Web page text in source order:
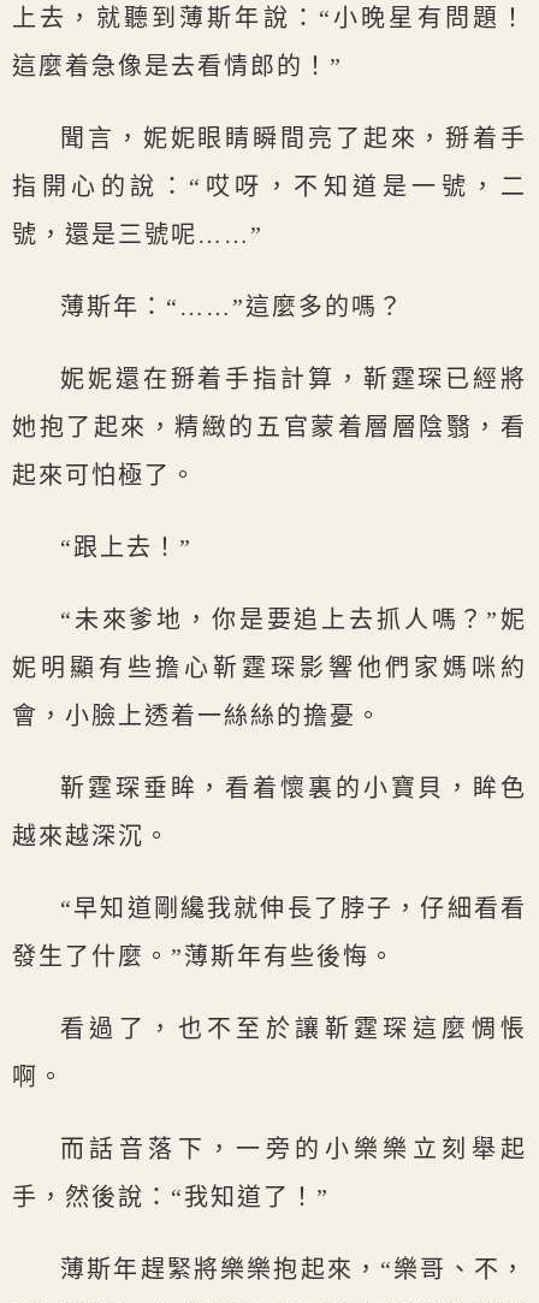
上去，就聽到薄斯年說：“小晚星有問題！
這麼着急像是去看情郎的！”
聞言，妮妮眼睛瞬間亮了起來，掰着手
指開心的說：“哎呀，不知道是一號，二
號，還是三號呢……”
薄斯年：“……”這麼多的嗎？
妮妮還在掰着手指計算，靳霆琛已經將
她抱了起來，精緻的五官蒙着層層陰翳，看
起來可怕極了。
“跟上去！”
“未來爹地，你是要追上去抓人嗎？”妮
妮明顯有些擔心靳霆琛影響他們家媽咪約
會，小臉上透着一絲絲的擔憂。
靳霆琛垂眸，看着懷裏的小寶貝，眸色
越來越深沉。
“早知道剛纔我就伸長了脖子，仔細看看
發生了什麼。”薄斯年有些後悔。
看過了，也不至於讓靳霆琛這麼惆悵
啊。
而話音落下，一旁的小樂樂立刻舉起
手，然後說：“我知道了！”
薄斯年趕緊將樂樂抱起來，“樂哥、不，